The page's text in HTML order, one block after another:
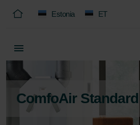
Estonia ET
ComfoAir